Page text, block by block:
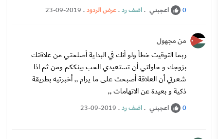
0 اعجبني .اضف رد.عرض الردود.
23-09-2019
من مجهول
ربما التوقيت خطأ ولو أنك في البداية أصلحتي من علاقتك
بزوجك و حاولتي أن تستعيدي الحب بينككم ومن ثم اذا
شعرتي أن العلاقة أصبحت على ما يرام ,, أخبرتيه بطريقة
ذكية و بعيدة عن الاتهامات ,,
0 اعجبني .اضف رد.
23-09-2019